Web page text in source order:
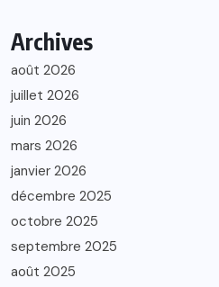
Archives
août 2026
juillet 2026
juin 2026
mars 2026
janvier 2026
décembre 2025
octobre 2025
septembre 2025
août 2025